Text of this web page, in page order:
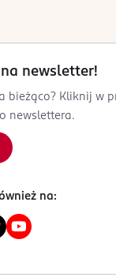
052037
newsletter!
bieżąco? Kliknij w
newslettera.
na: